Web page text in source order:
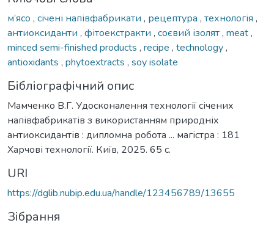
м’ясо , січені напівфабрикати , рецептура , технологія ,
антиоксиданти , фітоекстракти , соєвий ізолят, meat,
minced semi-finished products , recipe , technology,
antioxidants , phytoextracts , soy isolate
Бібліографічний опис
Мамченко В.Г. Удосконалення технології січених
напівфабрикатів з використанням природніх
антиоксидантів : дипломна робота ... магістра : 181
Харчові технології. Київ, 2025. 65 с.
URI
https://dglib.nubip.edu.ua/handle/123456789/13655
Зібрання